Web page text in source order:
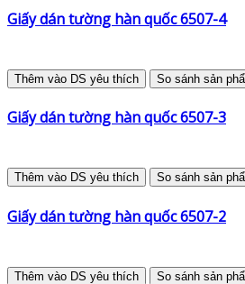
Giấy dán tường hàn quốc 6507-4
Thêm vào DS yêu thích So sánh sản
Giấy dán tường hàn quốc 6507-3
Thêm vào DS yêu thích So sánh sản
Giấy dán tường hàn quốc 6507-2
Thêm vào DS yêu thích So sánh sản